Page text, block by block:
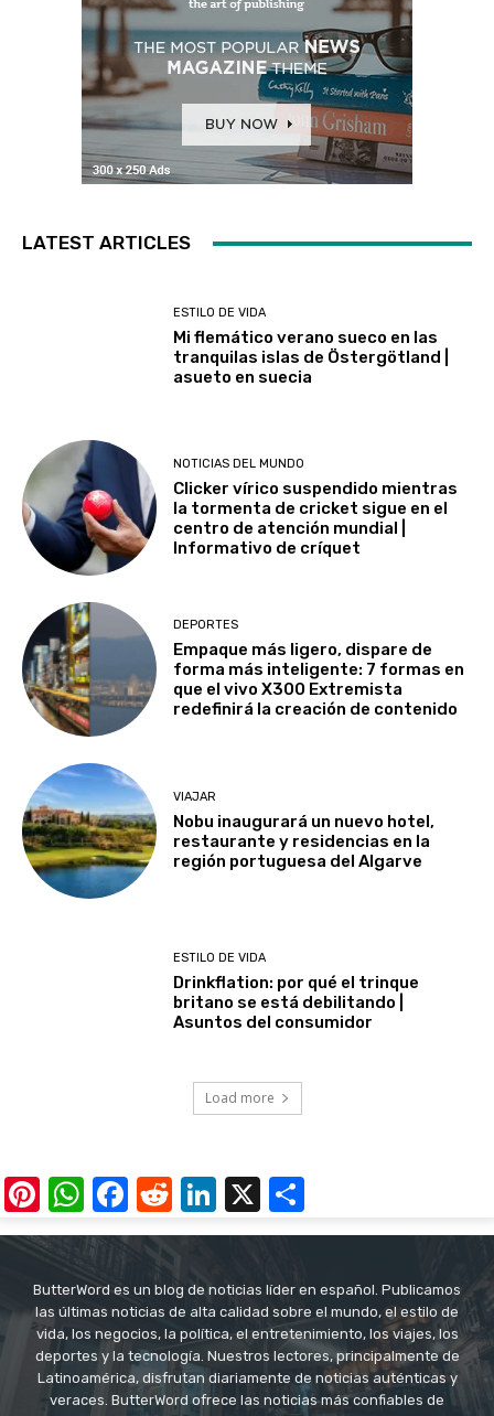
LATEST ARTICLES
ESTILO DE VIDA
Mi flemático verano sueco en las
tranquilas islas de Östergötland |
asueto en suecia
NOTICIAS DEL MUNDO
Clicker vírico suspendido mientras
la tormenta de cricket sigue en el
centro de atención mundial |
Informativo de críquet
DEPORTES
Empaque más ligero, dispare de
forma más inteligente: 7 formas en
que el vivo X300 Extremista
redefinirá la creación de contenido
VIAJAR
Nobu inaugurará un nuevo hotel,
restaurante y residencias en la
región portuguesa del Algarve
ESTILO DE VIDA
Drinkflation: por qué el trinque
britano se está debilitando |
Asuntos del consumidor
Load more
Pinterest
WhatsApp
Facebook
RedditLinkedIn
X
ButterWord es un blog de noticias líder en español. Publicamos
las últimas noticias de alta calidad sobre el mundo, el estilo de
vida, los negocios, la política, el entretenimiento, los viajes, los
deportes y la tecnología. Nuestros lectores, principalmente de
Latinoamérica, disfrutan diariamente de noticias auténticas y
veraces. ButterWord ofrece las noticias más confiables de